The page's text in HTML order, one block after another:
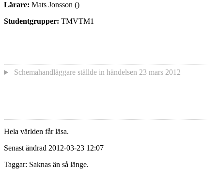
Lärare: Mats Jonsson ()
Studentgrupper: TMVTM1
Schemahandläggare ställde in händelsen 23 mars 2012
Hela världen får läsa.
Senast ändrad 2012-03-23 12:07
Taggar: Saknas än så länge.